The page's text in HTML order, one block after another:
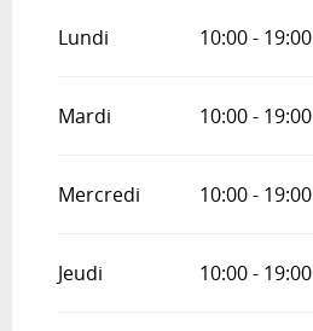
2026
2026
Lundi 10:00 - 19:00
Mardi 10:00 - 19:00
Mercredi 10:00 - 19:00
Jeudi 10:00 - 19:00